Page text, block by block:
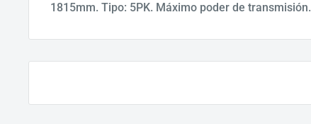
1815mm. Tipo: 5PK. Máximo poder de transmisión.